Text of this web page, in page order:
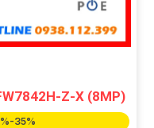
Z-X (8MP)
35%